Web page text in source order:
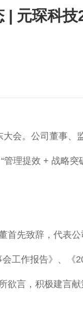
| 元琛科
会。公司董事
理提效 + 战略突
首先致辞，代表
工作报告》、
言，积极建言